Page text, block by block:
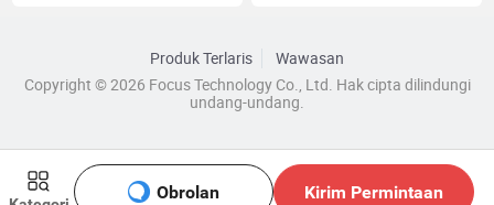
Obrolan Kirim Permintaan
Produk Terlaris
Wawasan
Copyright © 2026 Focus Technology Co., Ltd. Hak cipta dilindungi
undang-undang.